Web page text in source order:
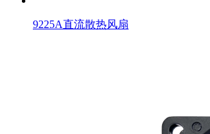
9225A直流散热风扇